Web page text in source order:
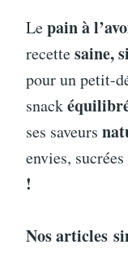
Lepain à
recettesaine,
pour un petit-
snack
ses saveurs
envies,
!
Nos articles